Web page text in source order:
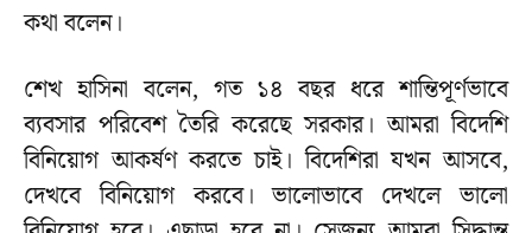
কথা বলেন।
শেখ হাসিনা বলেন, গত ১৪ বছর ধরে শান্তিপূর্ণভাবে
ব্যবসার পরিবেশ তৈরি করেছে সরকার। আমরা বিদেশি
বিনিয়োগ আকর্ষণ করতে চাই। বিদেশিরা যখন আসবে,
দেখবে বিনিয়োগ করবে। ভালোভাবে দেখলে ভালো